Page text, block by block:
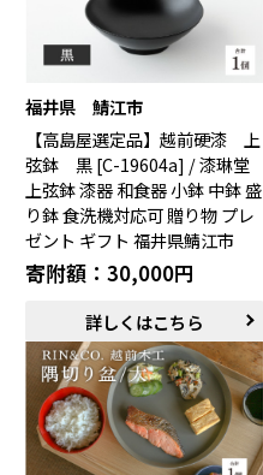
福井県 鯖江市
【高島屋選定品】越前硬漆 上
弦鉢 黒 [C-19604a] / 漆琳堂
上弦鉢 漆器 和食器 小鉢 中鉢 盛
り鉢 食洗機対応可 贈り物 プレ
ゼント ギフト 福井県鯖江市
寄附額：30,000円
詳しくはこちら